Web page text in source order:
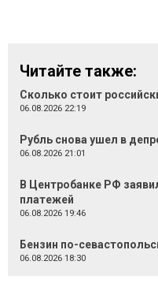
Читайте также:
Сколько стоит
06.08.2026 22:19
Рубль снова ушел в
06.08.2026 21:01
В Центробанке РФ
платежей
06.08.2026 19:46
Бензин по-
06.08.2026 18:30